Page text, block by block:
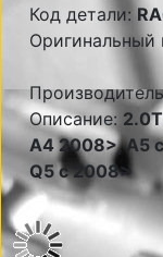
Код детали:
Оригинальный
Описание:
A4 2008>, A5
Q5 c 2008>